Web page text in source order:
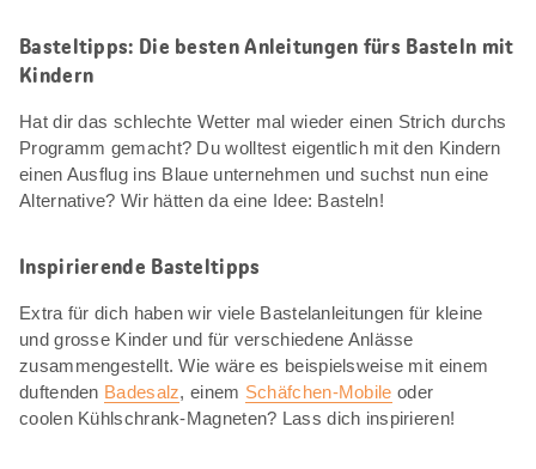
Basteltipps: Die besten Anleitungen fürs Basteln mit
Kindern
Hat dir das schlechte Wetter mal wieder einen Strich durchs
Programm gemacht? Du wolltest eigentlich mit den Kindern
einen Ausflug ins Blaue unternehmen und suchst nun eine
Alternative? Wir hätten da eine Idee: Basteln!
Inspirierende Basteltipps
Extra für dich haben wir viele Bastelanleitungen für kleine
und grosse Kinder und für verschiedene Anlässe
zusammengestellt. Wie wäre es beispielsweise mit einem
duftenden Badesalz, einem Schäfchen-Mobile oder
coolen Kühlschrank-Magneten? Lass dich inspirieren!